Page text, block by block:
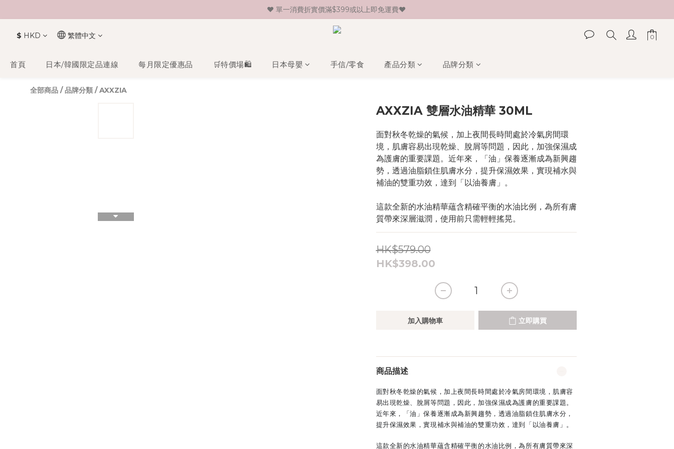
♥ 新會員登記即送HK$30 現金卷♥
♥ 單一消費折實價滿$399或以上即免運費♥
♥ 新會員登記即送HK$30 現金卷♥
$ HKD 繁體中文
首頁 日本/韓國限定品連線 每月限定優惠品 🛒特價場🛍️ 日本母嬰 手信/零食 產品分類 品牌分類
全部商品 /品牌分類 /AXXZIA
AXXZIA 雙層水油精華 30ML
面對秋冬乾燥的氣候，加上夜間長時間處於冷氣房間環
境，肌膚容易出現乾燥、脫屑等問題，因此，加強保濕成
為護膚的重要課題。近年來，「油」保養逐漸成為新興趨
勢，透過油脂鎖住肌膚水分，提升保濕效果，實現補水與
補油的雙重功效，達到「以油養膚」。
這款全新的水油精華蘊含精確平衡的水油比例，為所有膚
質帶來深層滋潤，使用前只需輕輕搖晃。
HK$579.00
HK$398.00
加入購物車 立即購買
商品描述
面對秋冬乾燥的氣候，加上夜間長時間處於冷氣房間環境，肌膚容
易出現乾燥、脫屑等問題，因此，加強保濕成為護膚的重要課題。
近年來，「油」保養逐漸成為新興趨勢，透過油脂鎖住肌膚水分，
提升保濕效果，實現補水與補油的雙重功效，達到「以油養膚」。
這款全新的水油精華蘊含精確平衡的水油比例，為所有膚質帶來深